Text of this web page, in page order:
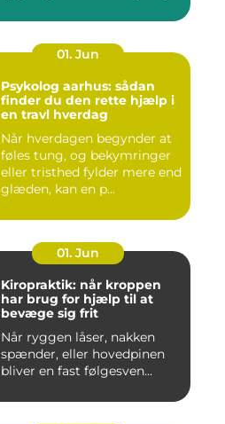
01. Jun
Psykolog aarhus: sådan
finder du den rette hjælp i
en travl hverdag
Når hverdagen begynder at
føles tung, og bekymringer
eller tristhed fylder mere end
glæden, kan en p...
01. Jun
Kiropraktik: når kroppen
har brug for hjælp til at
bevæge sig frit
Når ryggen låser, nakken
spænder, eller hovedpinen
bliver en fast følgesven...